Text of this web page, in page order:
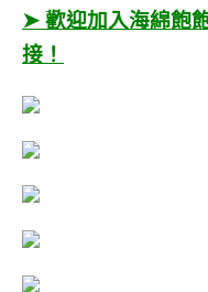
➤ 歡迎加入海綿飽
接！